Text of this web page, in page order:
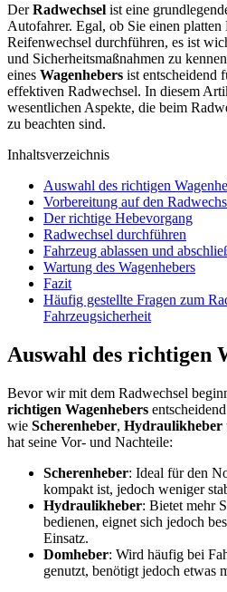
DerRadwechsel ist eine
Autofahrer. Egal, ob Sie einen platten
Reifenwechsel durchführen, es ist
und Sicherheitsmaßnahmen zu
eines Wagenhebers ist entscheidend
effektiven Radwechsel. In diesem
wesentlichen Aspekte, die beim
zu beachten sind.
Inhaltsverzeichnis
Auswahl des richtigen
Vorbereitung auf den
Der richtige Hebevorgang
Radwechsel durchführen
Fahrzeug ablassen und
Wartung des Wagenhebers
Fazit
Häufig gestellte Fragen zum
Fahrzeugsicherheit
Auswahl des richtigen
Bevor wir mit dem Radwechsel
richtigen Wagenhebers
wie Scherenheber, Hydraulikheber
hat seine Vor- und Nachteile:
Scherenheber: Ideal für den
kompakt ist, jedoch weniger
Hydraulikheber: Bietet mehr
bedienen, eignet sich jedoch
Einsatz.
Domheber: Wird häufig bei
genutzt, benötigt jedoch etwas